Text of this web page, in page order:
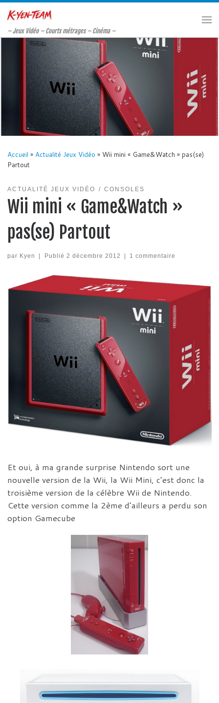
Passer au contenu
– Jeux Vidéo – Courts métrages – Cinéma –
Accueil » Actualité Jeux Vidéo » Wii mini « Game&Watch » pas(se)
Partout
ACTUALITÉ JEUX VIDÉO CONSOLES
Wii mini « Game&Watch »
pas(se) Partout
par Kyen Publié 2 décembre 2012 1 commentaire
Et oui, à ma grande surprise Nintendo sort une
nouvelle version de la Wii, la Wii Mini, c’est donc la
troisième version de la célèbre Wii de Nintendo.
Cette version comme la 2ème d’ailleurs a perdu son
option Gamecube